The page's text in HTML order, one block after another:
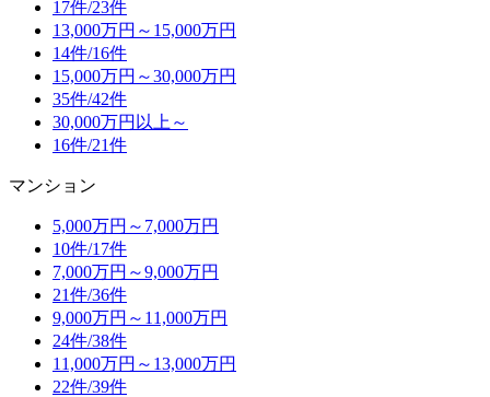
17件/23件
13,000万円～15,000万円
14件/16件
15,000万円～30,000万円
35件/42件
30,000万円以上～
16件/21件
マンション
5,000万円～7,000万円
10件/17件
7,000万円～9,000万円
21件/36件
9,000万円～11,000万円
24件/38件
11,000万円～13,000万円
22件/39件